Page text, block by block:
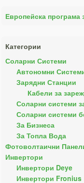
Европейска програма
Категории
Соларни Системи
Автономни
Зарядни Станции
Кабели за
Соларни системи
Соларни системи
За Бизнеса
За Топла Вода
Фотоволтаични
Инвертори
Инвертори Deye
Инвертори Fronius